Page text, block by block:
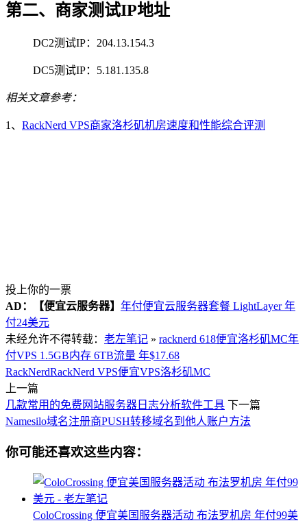
第二、商家测试IP地址
DC2测试IP：204.13.154.3
DC5测试IP：5.181.135.8
相关文章参考：
1、 RackNerd VPS商家洛杉矶机房速度和性能综合评测
投上你的一票
AD：
【便宜云服务器】 年付便宜云服务器套餐 LightLayer 年
付24美元
未经允许不得转载： 老左笔记 » racknerd 618便宜洛杉矶MC年
付VPS 1.5GB内存 6TB流量 年$17.68
RackNerdRackNerd VPS便宜VPS洛杉矶MC
上一篇
几款常用的免费网站服务器日志分析软件工具 下一篇
Namesilo域名注册商PUSH转移域名到他人账户方法
你可能还喜欢这些内容：
ColoCrossing 便宜美国服务器活动 布法罗机房 年付99美